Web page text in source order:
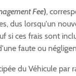
Fee),
dus lorsqu'un
si ces frais sont
faute ou
du Véhicule par